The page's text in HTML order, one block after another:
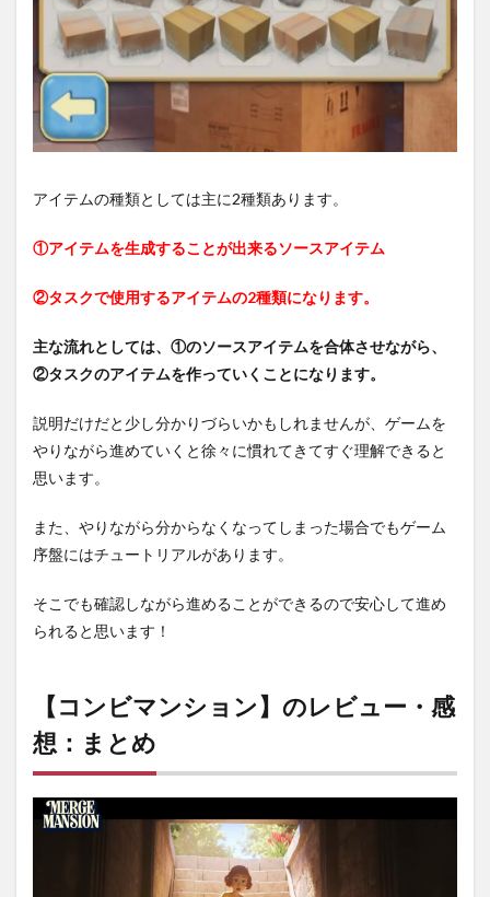
アイテムの種類としては主に2種類あります。
①アイテムを生成することが出来るソースアイテム
②タスクで使用するアイテムの2種類になります。
主な流れとしては、①のソースアイテムを合体させながら、
②タスクのアイテムを作っていくことになります。
説明だけだと少し分かりづらいかもしれませんが、ゲームを
やりながら進めていくと徐々に慣れてきてすぐ理解できると
思います。
また、やりながら分からなくなってしまった場合でもゲーム
序盤にはチュートリアルがあります。
そこでも確認しながら進めることができるので安心して進め
られると思います！
【コンビマンション】のレビュー・感
想：まとめ